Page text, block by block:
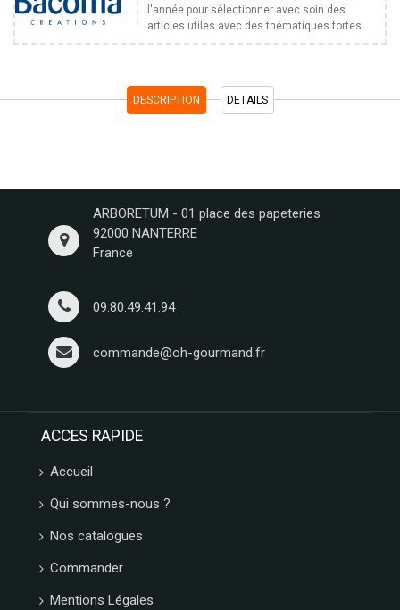
l'année pour sélectionner avec soin des
articles utiles avec des thématiques fortes.
DESCRIPTION DETAILS
ARBORETUM - 01 place des papeteries
92000 NANTERRE
France
09.80.49.41.94
commande@oh-gourmand.fr
ACCES RAPIDE
Accueil
Qui sommes-nous ?
Nos catalogues
Commander
Mentions Légales